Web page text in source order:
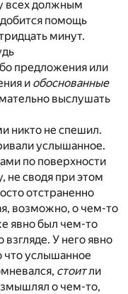
всех должным
помощь
минут.
предложения или
и обоснованные
выслушать
никто не спешил.
услышанное.
по поверхности
не сводя при этом
отстраненно
возможно, о чем-то
явно был чем-то
взгляде. У него явно
что услышанное
стоитли
о чем-то,